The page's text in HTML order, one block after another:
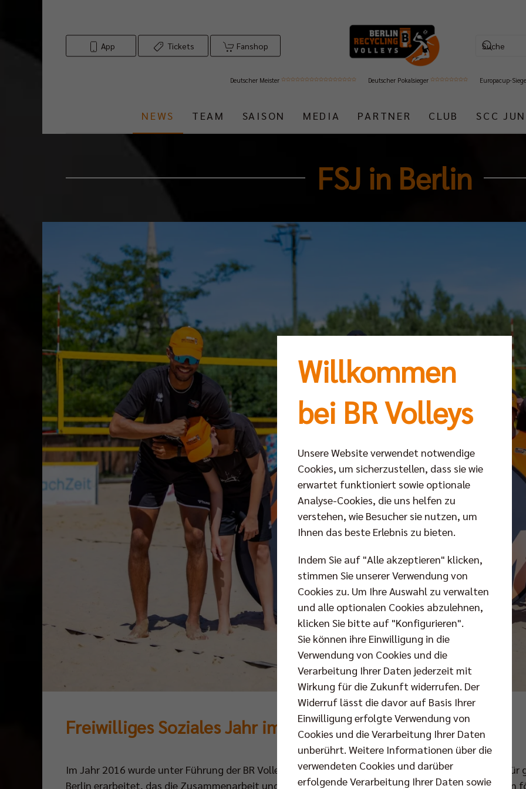
App Tickets Fanshop
Deutscher Meister Deutscher Pokalsieger Europacup-
NEWS TEAM SAISON MEDIA PARTNER CLUB SCC
FSJ in Berlin
Freiwilliges Soziales Jahr im Berliner Volleyballsport
Im Jahr 2016 wurde unter Führung der BR Volleys und ihrer SCC JUNIORS ein Nachwuchskonzept für
Berlin erarbeitet, das die Zusammenarbeit und Durchlässigkeit zwischen den Hauptstadt-Vereinen
Willkommen
bei BR Volleys
Unsere Website verwendet notwendige
Cookies, um sicherzustellen, dass sie wie
erwartet funktioniert sowie optionale
Analyse-Cookies, die uns helfen zu
verstehen, wie Besucher sie nutzen, um
Ihnen das beste Erlebnis zu bieten.
Indem Sie auf "Alle akzeptieren" klicken,
stimmen Sie unserer Verwendung von
Cookies zu. Um Ihre Auswahl zu verwalten
und alle optionalen Cookies abzulehnen,
klicken Sie bitte auf "Konfigurieren".
Sie können ihre Einwilligung in die
Verwendung von Cookies und die
Verarbeitung Ihrer Daten jederzeit mit
Wirkung für die Zukunft widerrufen. Der
Widerruf lässt die davor auf Basis Ihrer
Einwilligung erfolgte Verwendung von
Cookies und die Verarbeitung Ihrer Daten
unberührt. Weitere Informationen über die
verwendeten Cookies und darüber
erfolgende Verarbeitung Ihrer Daten sowie